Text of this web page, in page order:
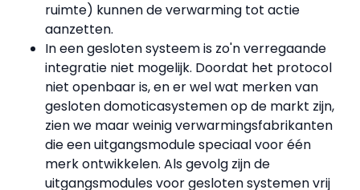
ruimte) kunnen de verwarming tot actie
aanzetten.
In een gesloten systeem is zo'n verregaande
integratie niet mogelijk. Doordat het protocol
niet openbaar is, en er wel wat merken van
gesloten domoticasystemen op de markt zijn,
zien we maar weinig verwarmingsfabrikanten
die een uitgangsmodule speciaal voor één
merk ontwikkelen. Als gevolg zijn de
uitgangsmodules voor gesloten systemen vrij